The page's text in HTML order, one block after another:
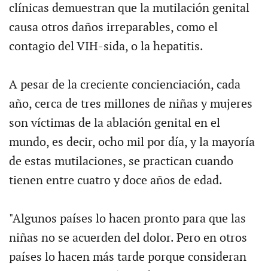
clínicas demuestran que la mutilación genital
causa otros daños irreparables, como el
contagio del VIH-sida, o la hepatitis.
A pesar de la creciente concienciación, cada
año, cerca de tres millones de niñas y mujeres
son víctimas de la ablación genital en el
mundo, es decir, ocho mil por día, y la mayoría
de estas mutilaciones, se practican cuando
tienen entre cuatro y doce años de edad.
"Algunos países lo hacen pronto para que las
niñas no se acuerden del dolor. Pero en otros
países lo hacen más tarde porque consideran